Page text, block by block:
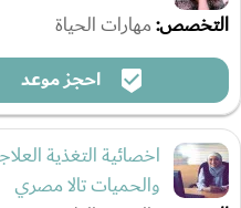
التخصص:مهارات الحياة
احجز موعد
اخصائية التغذية
والحميات تالا مصري